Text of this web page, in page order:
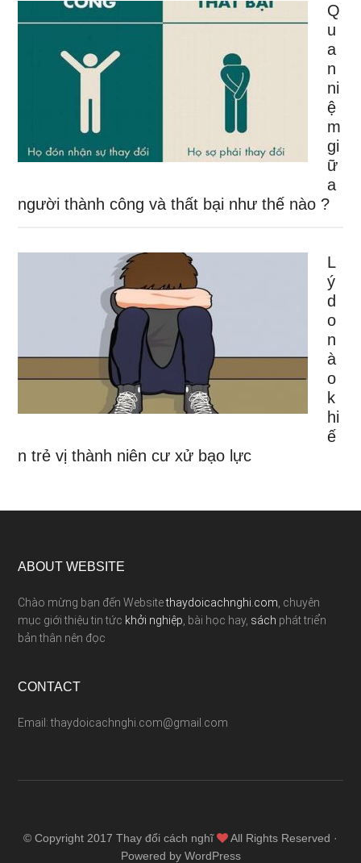
Q
u
a
n
ni
ệ
m
gi
ữ
a
người thành công và thất bại như thế nào ?
L
ý
d
o
n
à
o
k
hi
ế
n trẻ vị thành niên cư xử bạo lực
ABOUT WEBSITE
Chào mừng bạn đến Websitethaydoicachnghi.com , chuyên
mục giới thiệu tin tức khởi nghiệp , bài học hay, sách phát triển
bản thân nên đọc
CONTACT
Email: thaydoicachnghi.com@gmail.com
© Copyright 2017 Thay đổi cách nghĩ
All Rights Reserved ·
Powered by WordPress